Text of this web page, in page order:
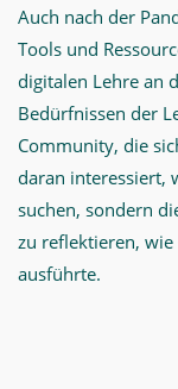
Auch nach der
Tools und
digitalen Lehre an
Bedürfnissen der
Community, die
daran interessiert,
suchen, sondern
zu reflektieren,
ausführte.